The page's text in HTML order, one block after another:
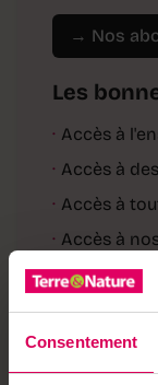
Consentement
→ Nos
Les
· Accès à
· Accès à
· Accès à
· Accès à
paper)
Déjà